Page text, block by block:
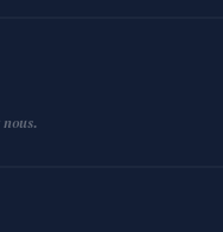
nous.